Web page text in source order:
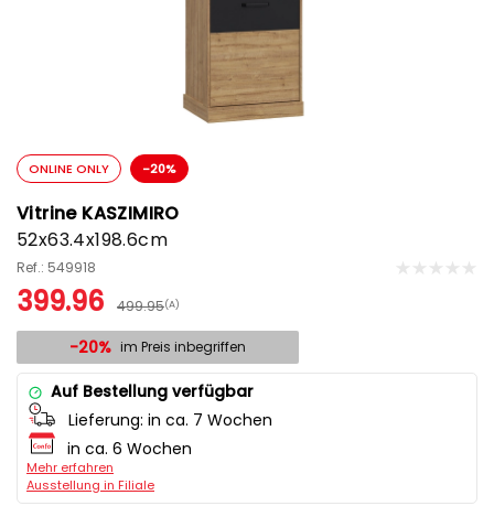
ONLINE ONLY -20%
Vitrine KASZIMIRO
52x63.4x198.6cm
Ref.: 549918
399.96 499.95(A)
-20% im Preis inbegriffen
Auf Bestellung verfügbar
Lieferung: in ca. 7 Wochen
in ca. 6 Wochen
Mehr erfahren
Ausstellung in Filiale